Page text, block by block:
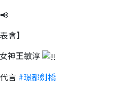
會】
神王敏淳
言 #璟都劍橋